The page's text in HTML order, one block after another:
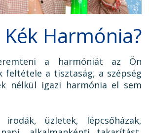
Harmónia?
a harmóniát az Ön
feltétele a tisztaság, a szépség
nélkül igazi harmónia el sem
irodák, üzletek, lépcsőházak,